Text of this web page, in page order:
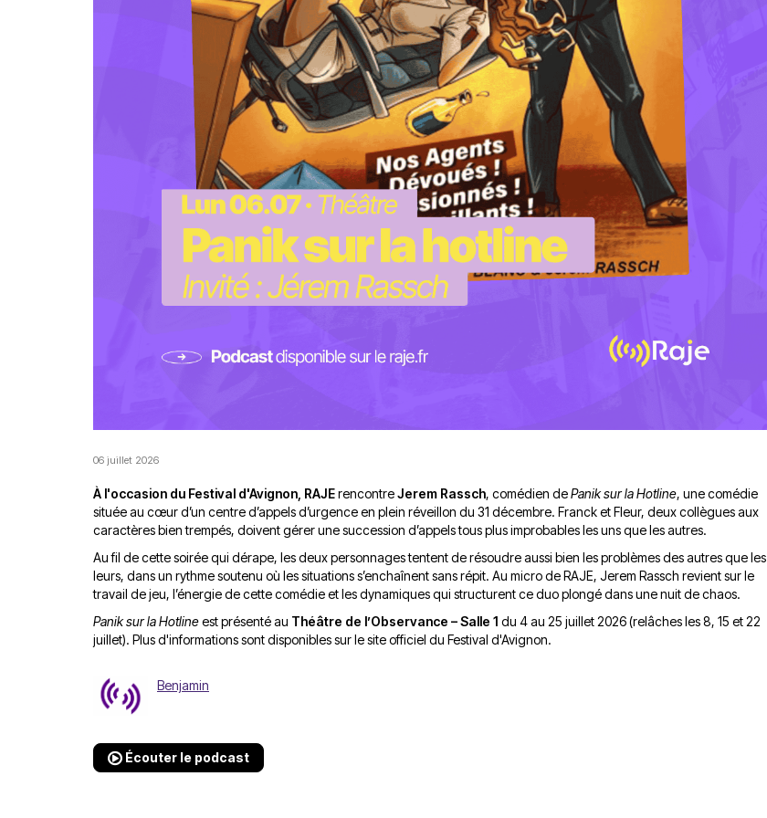
06 juillet 2026
À l'occasion du Festival d'Avignon, RAJErencontreJerem Rassch, comédien dePanik sur la Hotline, une comédie
située au cœur d’un centre d’appels d’urgence en plein réveillon du 31 décembre. Franck et Fleur, deux collègues aux
caractères bien trempés, doivent gérer une succession d’appels tous plus improbables les uns que les autres.
Au fil de cette soirée qui dérape, les deux personnages tentent de résoudre aussi bien les problèmes des autres que les
leurs, dans un rythme soutenu où les situations s’enchaînent sans répit. Au micro de RAJE, Jerem Rassch revient sur le
travail de jeu, l’énergie de cette comédie et les dynamiques qui structurent ce duo plongé dans une nuit de chaos.
Panik sur la Hotlineest présenté au Théâtre de l’Observance – Salle 1 du 4 au 25 juillet 2026 (relâches les 8, 15 et 22
juillet). Plus d'informations sont disponibles surle site officiel du Festival d'Avignon.
Benjamin
Écouter le podcast